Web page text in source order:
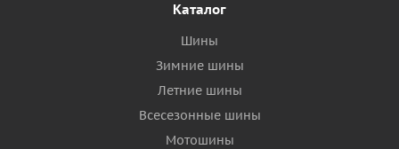
Каталог
Шины
Зимние шины
Летние шины
Всесезонные шины
Мотошины